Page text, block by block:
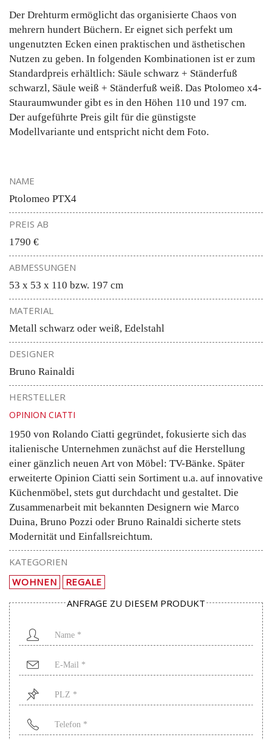
Der Drehturm ermöglicht das organisierte Chaos von
mehrern hundert Büchern. Er eignet sich perfekt um
ungenutzten Ecken einen praktischen und ästhetischen
Nutzen zu geben. In folgenden Kombinationen ist er zum
Standardpreis erhältlich: Säule schwarz + Ständerfuß
schwarzl, Säule weiß + Ständerfuß weiß. Das Ptolomeo x4-
Stauraumwunder gibt es in den Höhen 110 und 197 cm.
Der aufgeführte Preis gilt für die günstigste
Modellvariante und entspricht nicht dem Foto.
NAME
Ptolomeo PTX4
PREIS AB
1790 €
ABMESSUNGEN
53 x 53 x 110 bzw. 197 cm
MATERIAL
Metall schwarz oder weiß, Edelstahl
DESIGNER
Bruno Rainaldi
HERSTELLER
OPINION CIATTI
1950 von Rolando Ciatti gegründet, fokusierte sich das
italienische Unternehmen zunächst auf die Herstellung
einer gänzlich neuen Art von Möbel: TV-Bänke. Später
erweiterte Opinion Ciatti sein Sortiment u.a. auf innovative
Küchenmöbel, stets gut durchdacht und gestaltet. Die
Zusammenarbeit mit bekannten Designern wie Marco
Duina, Bruno Pozzi oder Bruno Rainaldi sicherte stets
Modernität und Einfallsreichtum.
KATEGORIEN
WOHNEN
REGALE
ANFRAGE ZU DIESEM PRODUKT
*
*
*
*